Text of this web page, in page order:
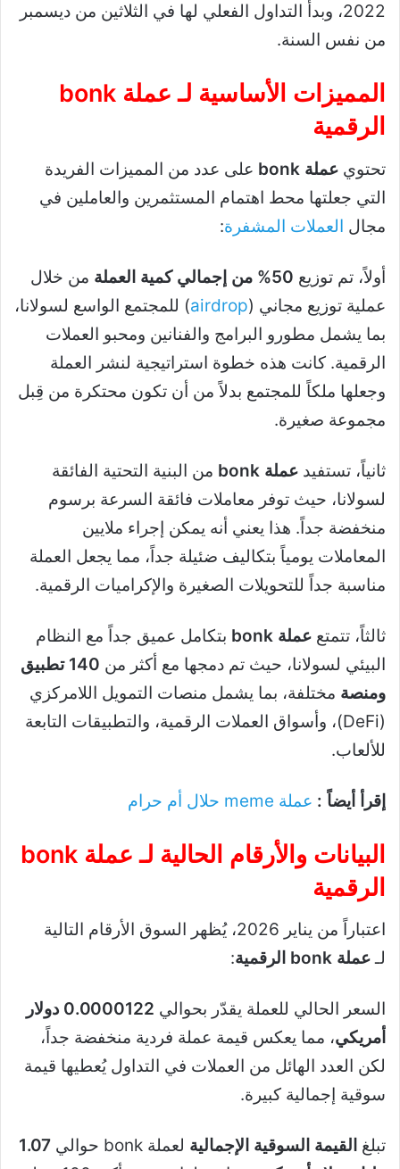
2022، وبدأ التداول الفعلي لها في الثلاثين من ديسمبر
من نفس السنة.
المميزات الأساسية لـ
عملة bonk
الرقمية
تحتوي عملة bonk
على عدد من المميزات الفريدة
التي جعلتها محط اهتمام المستثمرين والعاملين في
مجال العملات المشفرة:
أولاً، تم توزيع 50% من إجمالي كمية العملة
من خلال
عملية توزيع مجاني (airdrop) للمجتمع الواسع لسولانا،
بما يشمل مطورو البرامج والفنانين ومحبو العملات
الرقمية. كانت هذه خطوة استراتيجية لنشر العملة
وجعلها ملكاً للمجتمع بدلاً من أن تكون محتكرة من قِبل
مجموعة صغيرة.
ثانياً، تستفيد عملة bonk
من البنية التحتية الفائقة
لسولانا، حيث توفر معاملات فائقة السرعة برسوم
منخفضة جداً. هذا يعني أنه يمكن إجراء ملايين
المعاملات يومياً بتكاليف ضئيلة جداً، مما يجعل العملة
مناسبة جداً للتحويلات الصغيرة والإكراميات الرقمية.
ثالثاً، تتمتع عملة bonk
بتكامل عميق جداً مع النظام
البيئي لسولانا، حيث تم دمجها مع أكثر من
140 تطبيق
ومنصة مختلفة، بما يشمل منصات التمويل اللامركزي
(DeFi)، وأسواق العملات الرقمية، والتطبيقات التابعة
للألعاب.
إقرأ أيضاً : عملة meme حلال أم حرام​
البيانات والأرقام الحالية لـ
عملة bonk
الرقمية
اعتباراً من يناير 2026، يُظهر السوق الأرقام التالية
لـعملة bonk الرقمية :
السعر الحالي للعملة يقدّر بحوالي
0.0000122 دولار
أمريكي، مما يعكس قيمة عملة فردية منخفضة جداً،
لكن العدد الهائل من العملات في التداول يُعطيها قيمة
سوقية إجمالية كبيرة.
تبلغ القيمة السوقية الإجمالية لعملة bonk حوالي
1.07